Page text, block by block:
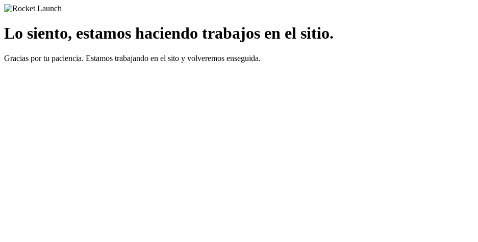
Lo siento, estamos haciendo trabajos en el sitio.
Gracias por tu paciencia. Estamos trabajando en el sito y volveremos enseguida.